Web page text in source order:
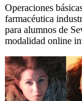
Operaciones
farmacéutica
para alumnos de
modalidad online